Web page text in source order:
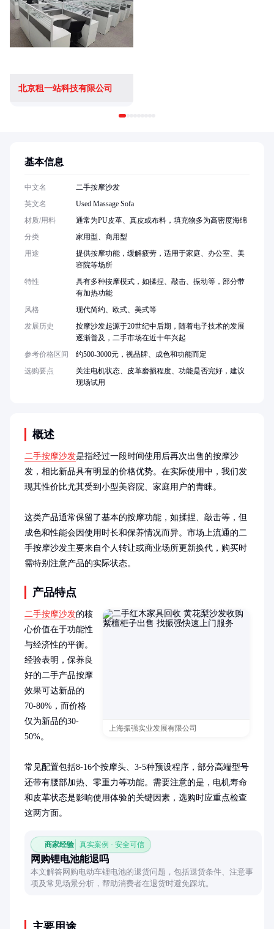
北京租一站科技有限公司
概述
二手按摩沙发是指经过一段时间使用后再次出售的按摩沙
发，相比新品具有明显的价格优势。在实际使用中，我们发
现其性价比尤其受到小型美容院、家庭用户的青睐。
这类产品通常保留了基本的按摩功能，如揉捏、敲击等，但
成色和性能会因使用时长和保养情况而异。市场上流通的二
手按摩沙发主要来自个人转让或商业场所更新换代，购买时
需特别注意产品的实际状态。
产品特点
上海振强实业发展有限公司
二手按摩沙发的核
心价值在于功能性
与经济性的平衡。
经验表明，保养良
好的二手产品按摩
效果可达新品的
70-80%，而价格
仅为新品的30-
50%。
常见配置包括8-16个按摩头、3-5种预设程序，部分高端型号
还带有腰部加热、零重力等功能。需要注意的是，电机寿命
和皮革状态是影响使用体验的关键因素，选购时应重点检查
这两方面。
商家经验 真实案例 · 安全可信
网购锂电池能退吗
本文解答网购电动车锂电池的退货问题，包括退货条件、注意事
项及常见场景分析，帮助消费者在退货时避免踩坑。
基本信息
中文名
二手按摩沙发
英文名
Used Massage Sofa
材质/用料
通常为PU皮革、真皮或布料，填充物多为高密度海绵
分类
家用型、商用型
用途
提供按摩功能，缓解疲劳，适用于家庭、办公室、美
容院等场所
特性
具有多种按摩模式，如揉捏、敲击、振动等，部分带
有加热功能
风格
现代简约、欧式、美式等
发展历史
按摩沙发起源于20世纪中后期，随着电子技术的发展
逐渐普及，二手市场在近十年兴起
参考价格区间
约500-3000元，视品牌、成色和功能而定
选购要点
关注电机状态、皮革磨损程度、功能是否完好，建议
现场试用